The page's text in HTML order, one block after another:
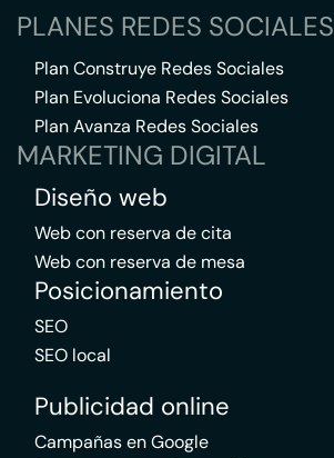
PLANES REDES SOCIALES
Plan Construye Redes Sociales
Plan Evoluciona Redes Sociales
Plan Avanza Redes Sociales
MARKETING DIGITAL
Diseño web
Web con reserva de cita
Web con reserva de mesa
Posicionamiento
SEO
SEO local
Publicidad online
Campañas en Google